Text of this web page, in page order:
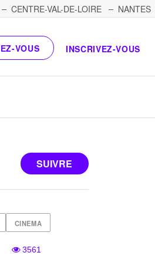
CENTRE-VAL-DE-LOIRE
NANTES
VOUS INSCRIVEZ-VOUS
SUIVRE
CINEMA
3561